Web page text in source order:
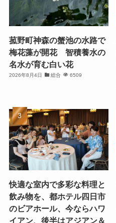
菰野町神森の蟹池の水路で
梅花藻が開花 智積養水の
名水が育む白い花
2026年8月4日 総合 6509
快適な室内で多彩な料理と
飲み物を、都ホテル四日市
のビアホール、今ならハワ
イアン、後半はアジアン＆